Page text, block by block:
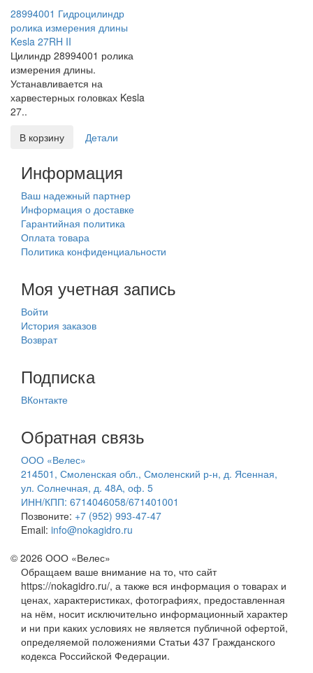
28994001 Гидроцилиндр
ролика измерения длины
Kesla 27RH II
Цилиндр 28994001 ролика
измерения длины.
Устанавливается на
харвестерных головках Kesla
27..
В корзину
Детали
Информация
Ваш надежный партнер
Информация о доставке
Гарантийная политика
Оплата товара
Политика конфиденциальности
Моя учетная запись
Войти
История заказов
Возврат
Подписка
ВКонтакте
Обратная связь
ООО «Велес»
214501, Смоленская обл., Смоленский р-н, д. Ясенная,
ул. Солнечная, д. 48А, оф. 5
ИНН/КПП: 6714046058/671401001
Позвоните: +7 (952) 993-47-47
Email: info@nokagidro.ru
© 2026 ООО «Велес»
Обращаем ваше внимание на то, что сайт
https://nokagidro.ru/, а также вся информация о товарах и
ценах, характеристиках, фотографиях, предоставленная
на нём, носит исключительно информационный характер
и ни при каких условиях не является публичной офертой,
определяемой положениями Статьи 437 Гражданского
кодекса Российской Федерации.